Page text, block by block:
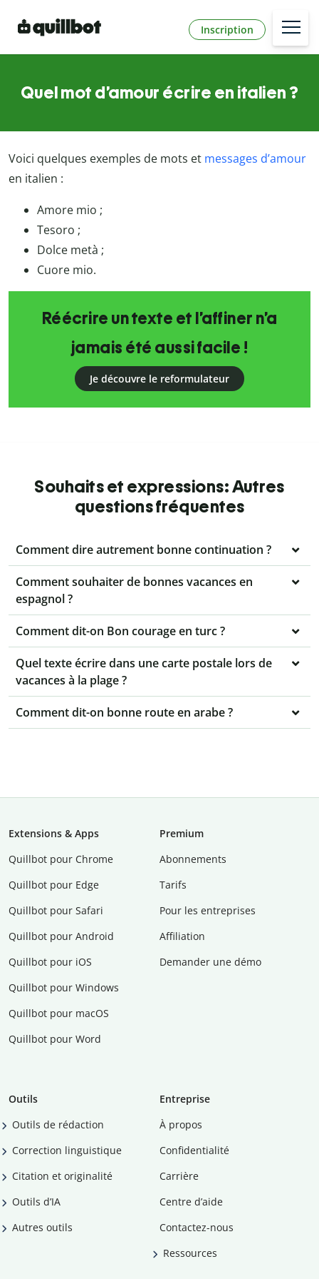
Inscription
Quel mot d’amour écrire en italien ?
Voici quelques exemples de mots et messages d’amour
en italien :
Amore mio ;
Tesoro ;
Dolce metà ;
Cuore mio.
Réécrire un texte et l’affiner n’a
jamais été aussi facile !
Je découvre le reformulateur
Souhaits et expressions: Autres
questions fréquentes
Comment dire autrement bonne continuation ?
Comment souhaiter de bonnes vacances en
espagnol ?
Comment dit-on Bon courage en turc ?
Quel texte écrire dans une carte postale lors de
vacances à la plage ?
Comment dit-on bonne route en arabe ?
Extensions & Apps
Quillbot pour Chrome
Quillbot pour Edge
Quillbot pour Safari
Quillbot pour Android
Quillbot pour iOS
Quillbot pour Windows
Quillbot pour macOS
Quillbot pour Word
Premium
Abonnements
Tarifs
Pour les entreprises
Affiliation
Demander une démo
Outils
Outils de rédaction
Correction linguistique
Citation et originalité
Outils d’IA
Autres outils
Entreprise
À propos
Confidentialité
Carrière
Centre d’aide
Contactez-nous
Ressources